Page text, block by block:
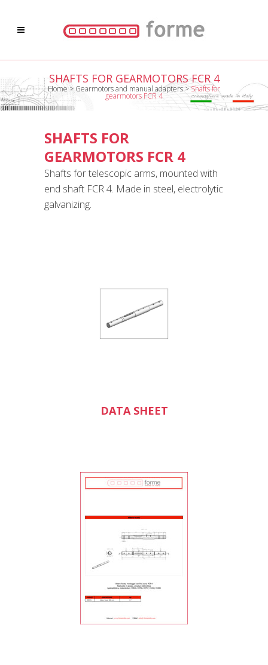
SHAFTS FOR GEARMOTORS FCR 4
Home>Gearmotors and manual adapters >Shafts for
gearmotors FCR 4
SHAFTS FOR
GEARMOTORS FCR 4
Shafts for telescopic arms, mounted with
end shaft FCR 4. Made in steel, electrolytic
galvanizing.
DATA SHEET